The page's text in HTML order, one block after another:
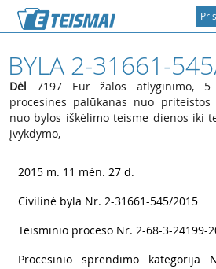
BYLA 2-31661-
Dėl 7197 Eur žalos atlyginimo,
procesines palūkanas nuo
nuo bylos iškėlimo teisme dienos iki
įvykdymo,-
2015 m. 11 mėn. 27 d.
Civilinė byla Nr. 2-31661-545/2015
Teisminio proceso Nr. 2-68-3-24199-
Procesinio sprendimo kategorija